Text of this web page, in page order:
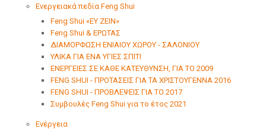
Ενεργειακά πεδία Feng Shui
Feng Shui «ΕΥ ΖΕΙΝ»
Feng Shui & ΕΡΩΤΑΣ
ΔΙΑΜΟΡΦΩΣΗ ΕΝΙΑΙΟΥ ΧΩΡΟΥ - ΣΑΛΟΝΙΟΥ
ΥΛΙΚΑ ΓΙΑ ΕΝΑ ΥΓΙΕΣ ΣΠΙΤΙ
ΕΝΕΡΓΕΙΕΣ ΣΕ ΚΑΘΕ ΚΑΤΕΥΘΥΝΣΗ, ΓΙΑ ΤΟ 2009
FENG SHUI - ΠΡΟΤΑΣΕΙΣ ΓΙΑ ΤΑ ΧΡΙΣΤΟΥΓΕΝΝΑ 2016
FENG SHUI - ΠΡΟΒΛΕΨΕΙΣ ΓΙΑ ΤΟ 2017
Συμβουλές Feng Shui για το έτος 2021
Ενέργεια